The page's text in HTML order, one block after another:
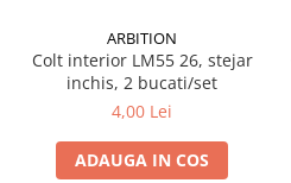
Plinta si accesorii
Izolatori parchet
Profile trecere
Tencuieli decorative si vopsele
ARBITION
Colt interior LM55 26, stejar
inchis, 2 bucati/set
4,00 Lei
ADAUGA IN COS